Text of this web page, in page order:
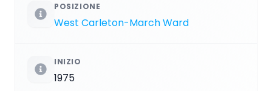
POSIZIONE
West Carleton-March Ward
INIZIO
1975